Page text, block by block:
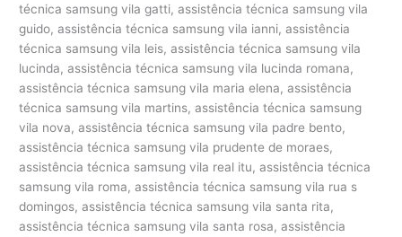
técnica samsung vila gatti, assistência técnica samsung vila
guido, assistência técnica samsung vila ianni, assistência
técnica samsung vila leis, assistência técnica samsung vila
lucinda, assistência técnica samsung vila lucinda romana,
assistência técnica samsung vila maria elena, assistência
técnica samsung vila martins, assistência técnica samsung
vila nova, assistência técnica samsung vila padre bento,
assistência técnica samsung vila prudente de moraes,
assistência técnica samsung vila real itu, assistência técnica
samsung vila roma, assistência técnica samsung vila rua s
domingos, assistência técnica samsung vila santa rita,
assistência técnica samsung vila santa rosa, assistência